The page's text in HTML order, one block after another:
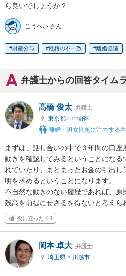
ら良いでしょうか？
こうへい さん
財産分与 性格の不一致 離婚協議
弁護士からの回答タイム
髙橋 俊太 弁護士
東京都 > 中野区
離婚・男女問題に注力する
まずは、話し合いの中で３年間の口
動きを確認してみるということになる
れていたり、まとまったお金の引出し
明を求めるということになります。
不自然な動きのない履歴であれば、原
残高を前提にせざるを得ないと考えら
役に立った 1
岡本 卓大 弁護士
埼玉県 > 川越市